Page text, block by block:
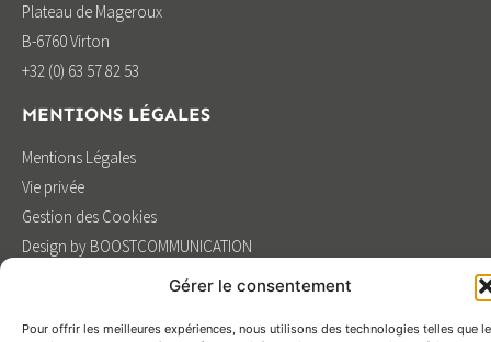
Gérer le consentement
Pour offrir les meilleures expériences, nous utilisons des technologies telles que
Plateau de Mageroux
B-6760 Virton
+32 (0) 63 57 82 53
MENTIONS LÉGALES
Mentions Légales
Vie privée
Gestion des Cookies
Design by BOOSTCOMMUNICATION